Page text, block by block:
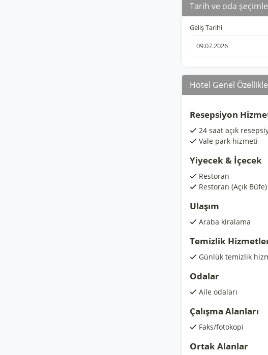
Tarih ve oda
Geliş Tarihi
Hotel Genel
Resepsiyon
24 saat açık
Vale park hizmeti
Yiyecek & İçecek
Restoran
Restoran (Açık Büfe)
Ulaşım
Araba kiralama
Temizlik
Günlük temizlik
Odalar
Aile odaları
Çalışma Alanları
Faks/fotokopi
Ortak Alanlar